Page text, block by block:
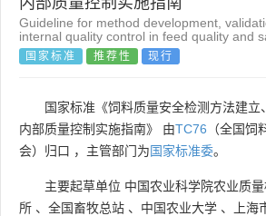
团体标准 企业标准
Guideline for method development,
internal quality control in feed quality and
国家标准 推荐性 现行
国家标准《饲料质量安全检测方法建立
内部质量控制实施指南》 由TC76 （全国饲
会）归口 ，主管部门为国家标准委。
主要起草单位 中国农业科学院农业质
所 、 全国畜牧总站 、 中国农业大学 、
上